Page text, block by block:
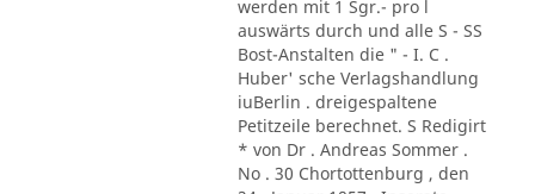
werden mit 1 Sgr.- pro l
auswärts durch und alle S - SS
Bost-Anstalten die " - I. C .
Huber' sche Verlagshandlung
iuBerlin . dreigespaltene
Petitzeile berechnet. S Redigirt
* von Dr . Andreas Sommer .
No . 30 Chortottenburg , den